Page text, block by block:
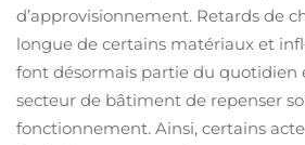
d’approvisionnement. Retards de
longue de certains matériaux et
font désormais partie du quotidien
secteur de bâtiment de repenser
fonctionnement. Ainsi, certains